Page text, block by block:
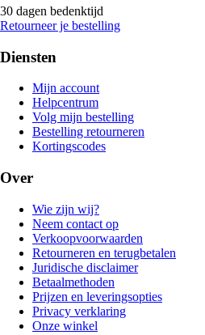
30 dagen bedenktijd
Retourneer je bestelling
Diensten
Mijn account
Helpcentrum
Volg mijn bestelling
Bestelling retourneren
Kortingscodes
Over
Wie zijn wij?
Neem contact op
Verkoopvoorwaarden
Retourneren en terugbetalen
Juridische disclaimer
Betaalmethoden
Prijzen en leveringsopties
Privacy verklaring
Onze winkel